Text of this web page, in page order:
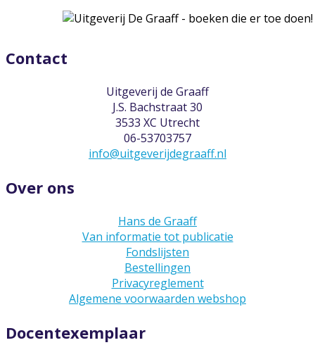
Contact
Uitgeverij de Graaff
J.S. Bachstraat 30
3533 XC Utrecht
06-53703757
info@uitgeverijdegraaff.nl
Over ons
Hans de Graaff
Van informatie tot publicatie
Fondslijsten
Bestellingen
Privacyreglement
Algemene voorwaarden webshop
Docentexemplaar